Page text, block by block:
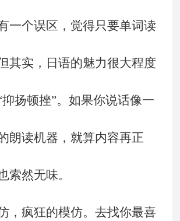
一个误区，觉得只要单词读
其实，日语的魅力很大程度
抑扬顿挫”。如果你说话像一
朗读机器，就算内容再正
索然无味。
，疯狂的模仿。去找你最喜